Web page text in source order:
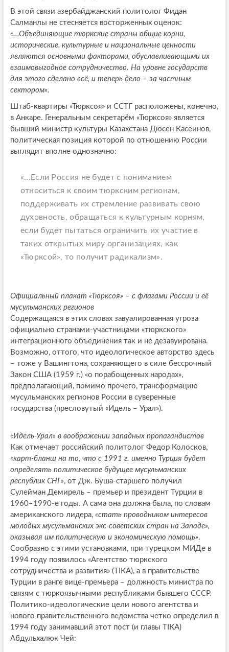
В этой связи азербайджанский политолог Фидан
Салманлы не стесняется восторженных оценок:
«...Объединяющие тюркские страны общие корни,
исторические, культурные и национальные ценности
являются основными факторами, обуславливающими их
взаимовыгодное сотрудничество. На уровне государств
для этого сделано всё, и теперь дело – за частным
сектором».
Штаб-квартиры «Тюрксоя» и ССТГ расположены, конечно,
в Анкаре. Генеральным секретарём «Тюрксоя» является
бывший министр культуры Казахстана Дюсен Касеинов,
политическая позиция которой по отношению России
выглядит вполне однозначно:
«...Если Россия не будет с пониманием
относиться к своим тюркским регионам,
поддерживать их стремление развивать свою
духовность, обращаться к культурным корням,
если будет пытаться ограничить их участие в
таких открытых миру организациях, как
«Тюрксой», то получит радикализм».
Официальный плакат «Тюрксоя» – с флагами России и её
мусульманских регионов
Содержащаяся в этих словах завуалированная угроза
официально странами-участницами «тюркского»
интеграционного объединения так и не дезавуирована.
Возможно, оттого, что идеологическое авторство здесь
– тоже у Вашингтона, сохраняющего в силе бессрочный
Закон США (1959 г.) «о порабощенных народах»,
предполагающий, помимо прочего, трансформацию
мусульманских регионов России в суверенные
государства (пресловутый «Идель – Урал»).
«Идель-Урал» в воображении западных пропагандистов
Как отмечает российский политолог Федор Колосков,
«карт-бланш на то, что с 1991 г. именно Турция будет
определять политическое будущее мусульманских
республик СНГ», от Дж. Буша-старшего получил
Сулейман Демирель – премьер и президент Турции в
1960–1990-е годы. А сама она должна была, по словам
американского лидера, «стать проводником интересов
молодых мусульманских экс-советских стран на Западе»,
оказывая им политическую и экономическую помощь».
Сообразно с этими установками, при турецком МИДе в
1994 году появилось «Агентство тюркского
сотрудничества и развития» (ТIКА), а в правительстве
Турции в ранге вице-премьера – должность министра по
связям с тюркоязычными республиками бывшего СССР.
Политико-идеологические цели нового агентства и
нового правительственного ведомства четко определил в
1994 году занимавший этот пост (и главы ТIКА)
Абдульхалюк Чей: